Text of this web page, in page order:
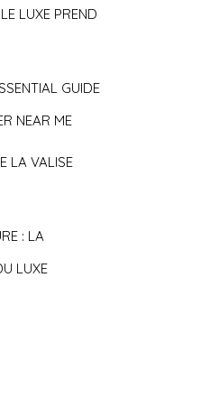
LUXE PREND
GUIDE
NEAR ME
LA VALISE
: LA
LUXE